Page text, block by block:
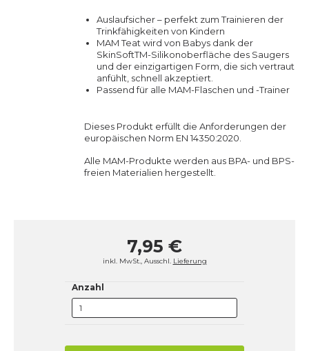
Auslaufsicher – perfekt zum Trainieren der
Trinkfähigkeiten von Kindern
MAM Teat wird von Babys dank der
SkinSoftTM-Silikonoberfläche des Saugers
und der einzigartigen Form, die sich vertraut
anfühlt, schnell akzeptiert.
Passend für alle MAM-Flaschen und -Trainer
Dieses Produkt erfüllt die Anforderungen der
europäischen Norm EN 14350:2020.
Alle MAM-Produkte werden aus BPA- und BPS-
freien Materialien hergestellt.
7,95 €
inkl. MwSt., Ausschl. Lieferung
Anzahl